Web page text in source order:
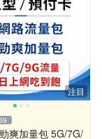
注目
爽加量包 5G/7G/